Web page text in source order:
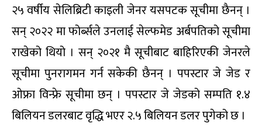
२५ वर्षीय सेलिब्रिटी काइली जेनर यसपटक सूचीमा छैनन् ।
सन् २०२२ मा फोर्ब्सले उनलाई सेल्फमेड अर्बपतिको सूचीमा
राखेको थियो । सन् २०२१ मै सूचीबाट बाहिरिएकी जेनरले
सूचीमा पुनरागमन गर्न सकेकी छैनन् । पपस्टार जे जेड र
ओफ्रा विन्फ्रे सूचीमा छन् । पपस्टार जे जेडको सम्पति १.४
बिलियन डलरबाट वृद्धि भएर २.५ बिलियन डलर पुगेको छ ।